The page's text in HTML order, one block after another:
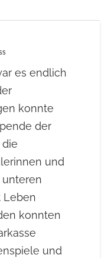
es endlich
konnte
der
die
und
Leben
konnten
und